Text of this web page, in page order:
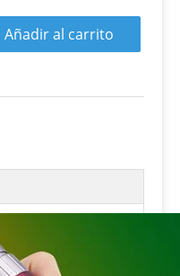
Añadir al carrito